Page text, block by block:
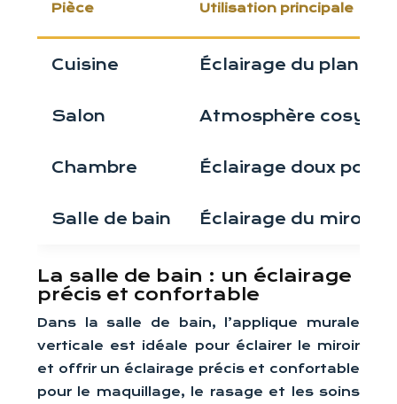
Pièce Utilisation principale
Cuisine Éclairage du plan de
Salon Atmosphère cosy
Chambre Éclairage doux pour
Salle de bain Éclairage du miroir
La salle de bain : un éclairage
précis et confortable
Dans la salle de bain, l’applique murale
verticale est idéale pour éclairer le miroir
et offrir un éclairage précis et confortable
pour le maquillage, le rasage et les soins